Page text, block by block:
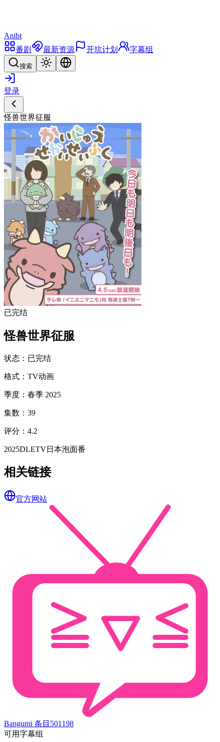
Anibt
番剧
最新资源 开坑计划 字幕组
搜索
登录
怪兽世界征服
已完结
怪兽世界征服
状态 ： 已完结
格式 ： TV动画
季度 ： 春季 2025
集数 ： 39
评分 ： 4.2
2025DLETV日本泡面番
相关链接
官方网站
Bangumi 条目 501198
可用字幕组